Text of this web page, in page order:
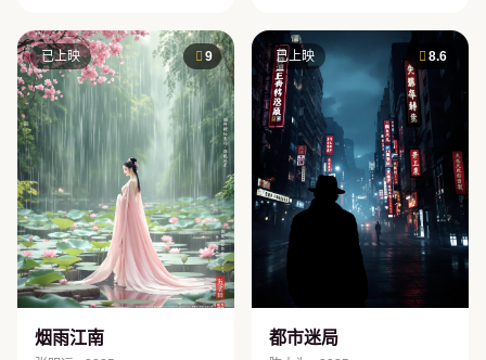
已上映 9
烟雨江南
已上映 8.6
都市迷局